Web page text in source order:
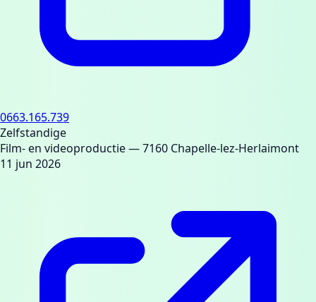
0663.165.739
Zelfstandige
Film- en videoproductie— 7160 Chapelle-lez-Herlaimont
11 jun 2026